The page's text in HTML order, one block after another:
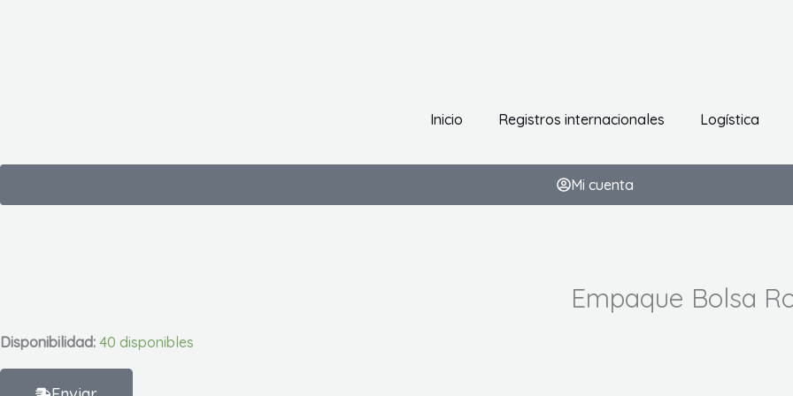
Inicio Registros internacionales Logística
Mi cuenta
Empaque Bolsa
Disponibilidad: 40 disponibles